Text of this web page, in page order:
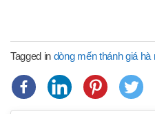
Tagged in dòng mến thánh giá hà